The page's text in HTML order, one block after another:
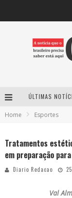
ÚLTIMAS
Home Esportes
Tratamentos
em preparação
Diario Redacao
Val